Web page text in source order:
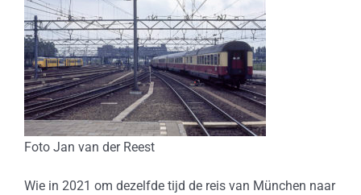
Foto Jan van der Reest
Wie in 2021 om dezelfde tijd de reis van München naar